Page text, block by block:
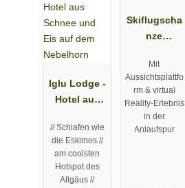
Iglu Lodge -
Hotel aus
Eis auf dem
Nebelhorn
// Schlafen wie
die Eskimos //
am coolsten
Hotspot des
Allgäus //
Skiflugscha
nze
im Allgäu
Mit
Aussichtsplattfo
rm & virtual
Reality-Erlebnis
in der
Anlaufspur